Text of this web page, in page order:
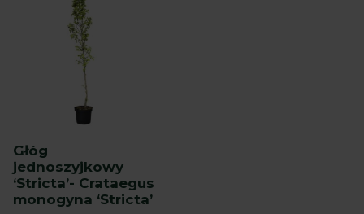
Głóg
jednoszyjkowy
‘Stricta’- Crataegus
monogyna ‘Stricta’